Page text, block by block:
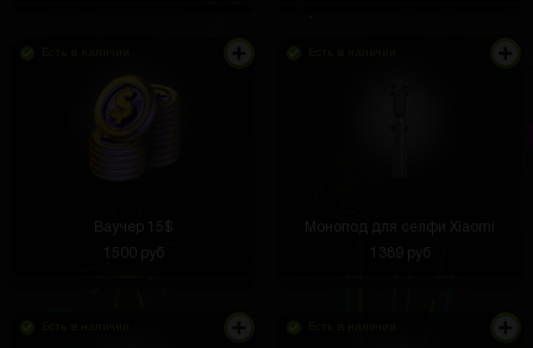
Ваучер 15$
1500 руб
Монопод для селфи Xiaomi
1389 руб